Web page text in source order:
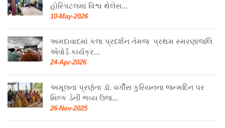
હોસ્પિટલમાં વિશ્વ થેલેસ...
10-May-2026
અમદાવાદમાં કલા પ્રદર્શન તેમજ પ્રથમ સ્મરણાંજલિ
એવોર્ડ કાર્યક્ર...
24-Apr-2026
અમૂલના પ્રણેતા ડૉ. વર્ગીસ કુરિયનના જન્મદિન પર
મિલ્ક ડેની ભવ્ય ઉજ...
26-Nov-2025